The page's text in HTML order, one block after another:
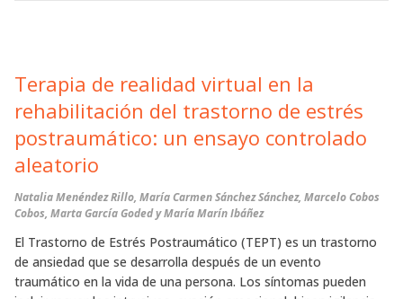
Terapia de realidad virtual en la
rehabilitación del trastorno de estrés
postraumático: un ensayo controlado
aleatorio
Natalia Menéndez Rillo, María Carmen Sánchez Sánchez, Marcelo Cobos
Cobos, Marta García Goded y María Marín Ibáñez
El Trastorno de Estrés Postraumático (TEPT) es un trastorno
de ansiedad que se desarrolla después de un evento
traumático en la vida de una persona. Los síntomas pueden